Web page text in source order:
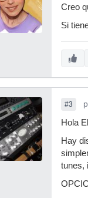
Creo
Si
#3
Hola
Hay
tunes,